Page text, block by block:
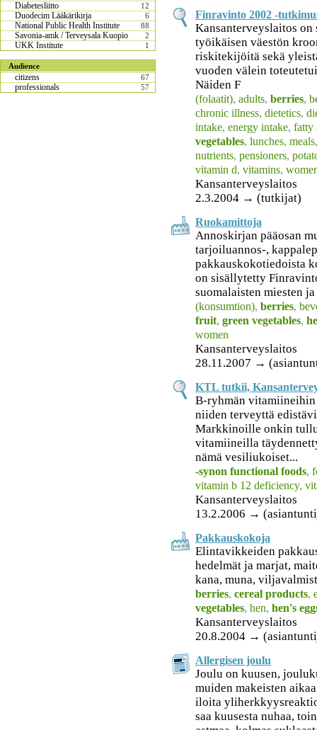
Diabetesliitto 12
Duodecim Lääkärikirja 6
National Public Health Institute 88
Savonia-amk / Terveysala Kuopio 2
UKK Institute 1
Audience
citizens 67
professionals 57
Finravinto 2002 -
Kansanterveyslaitos on
työikäisen väestön
riskitekijöitä sekä
vuoden välein
Näiden F
(folaatit), adults, berries,
chronic illness, dietetics,
intake, energy intake, fatty
vegetables, lunches, meals
nutrients, pensioners,
vitamin d, vitamins,
Kansanterveyslaitos
2.3.2004 → (tutkijat)
Ruokamittoja
Annoskirjan pääosan
tarjoiluannos-,
pakkauskokotiedoista
on sisällytetty
suomalaisten miesten
(konsumtion), berries,
fruit, green vegetables,
women
Kansanterveyslaitos
28.11.2007 →
KTL tutkii,
B-ryhmän
niiden terveyttä
Markkinoille onkin
vitamiineilla
nämä vesiliukoiset...
-synon functional foods,
vitamin b 12 deficiency,
Kansanterveyslaitos
13.2.2006 →
Pakkauskokoja
Elintavikkeiden
hedelmät ja marjat,
kana, muna,
berries, cereal products,
vegetables, hen, hen's
Kansanterveyslaitos
20.8.2004 →
Allergisen joulu
Joulu on kuusen,
muiden makeisten
iloita
saa kuusesta nuhaa,